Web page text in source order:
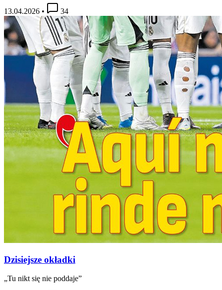
13.04.2026 • 34
Dzisiejsze okładki
„Tu nikt się nie poddaje”